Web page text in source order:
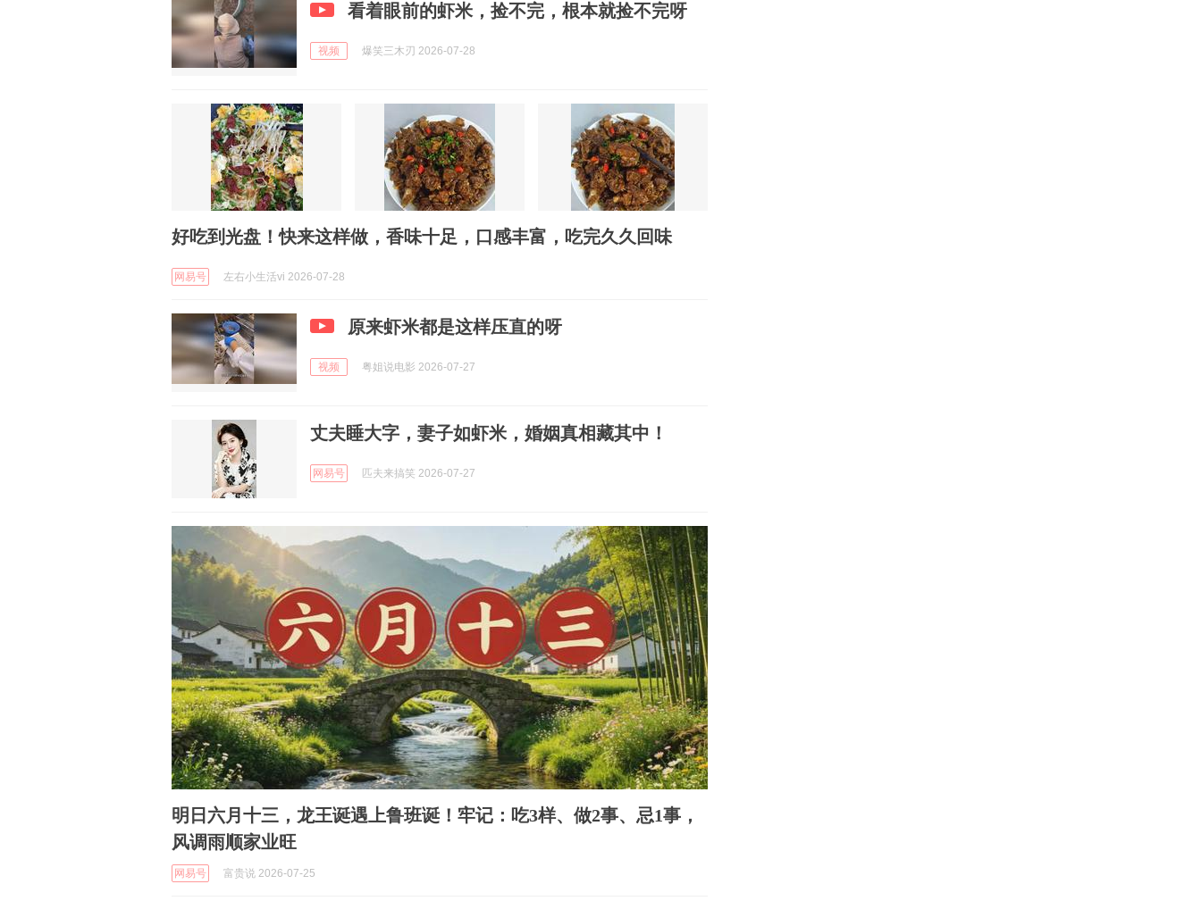
看着眼前的虾米，捡不完，根本就捡不完呀
视频 爆笑三木刃 2026-07-28
好吃到光盘！快来这样做，香味十足，口感丰富，吃完久久回味
网易号 左右小生活vi 2026-07-28
原来虾米都是这样压直的呀
视频 粤姐说电影 2026-07-27
丈夫睡大字，妻子如虾米，婚姻真相藏其中！
网易号 匹夫来搞笑 2026-07-27
明日六月十三，龙王诞遇上鲁班诞！牢记：吃3样、做2事、忌1事，
风调雨顺家业旺
网易号 富贵说 2026-07-25